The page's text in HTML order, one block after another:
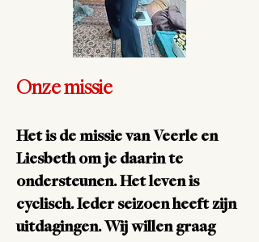
Onze missie
Het is de missie van Veerle en
Liesbeth om je daarin te
ondersteunen. Het leven is
cyclisch. Ieder seizoen heeft zijn
uitdagingen. Wij willen graag